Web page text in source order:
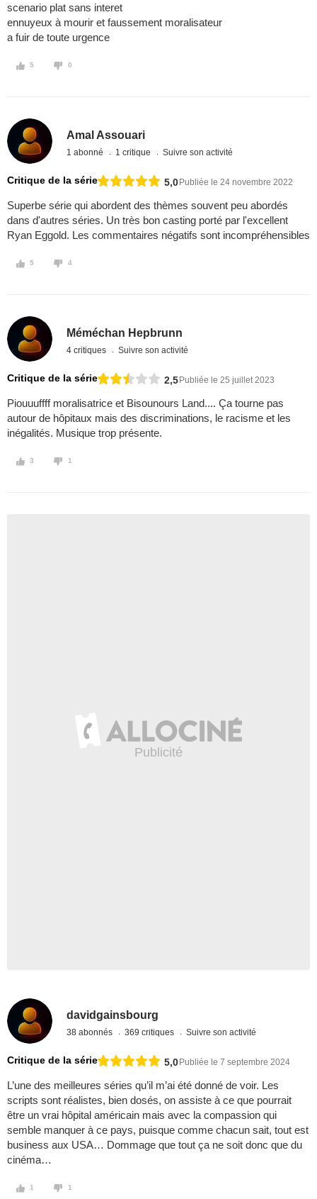
scenario plat sans interet
ennuyeux à mourir et faussement moralisateur
a fuir de toute urgence
5 0
Amal Assouari
1 abonné 1 critique Suivre son activité
Critique de la série 5,0Publiée le 24 novembre 2022
Superbe série qui abordent des thèmes souvent peu abordés
dans d'autres séries. Un très bon casting porté par l'excellent
Ryan Eggold. Les commentaires négatifs sont incompréhensibles
5 4
Méméchan Hepbrunn
4 critiques Suivre son activité
Critique de la série 2,5Publiée le 25 juillet 2023
Piouuuffff moralisatrice et Bisounours Land.... Ça tourne pas
autour de hôpitaux mais des discriminations, le racisme et les
inégalités. Musique trop présente.
3 1
davidgainsbourg
38 abonnés 369 critiques Suivre son activité
Critique de la série 5,0 Publiée le 7 septembre 2024
L’une des meilleures séries qu’il m’ai été donné de voir. Les
scripts sont réalistes, bien dosés, on assiste à ce que pourrait
être un vrai hôpital américain mais avec la compassion qui
semble manquer à ce pays, puisque comme chacun sait, tout est
business aux USA… Dommage que tout ça ne soit donc que du
cinéma…
1 1